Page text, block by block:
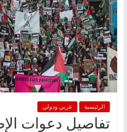
الرئيسية عربي ودولي
تفاصيل دعوات